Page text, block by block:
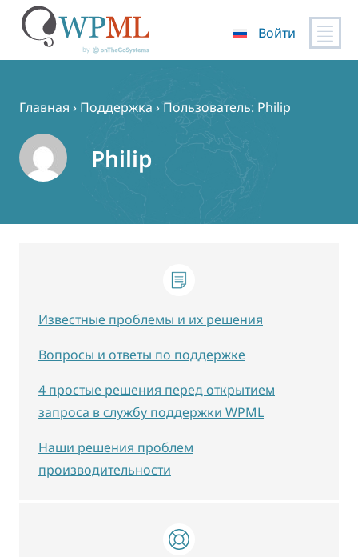
содержимому
Войти
Главная › Поддержка › Пользователь: Philip
Philip
Известные проблемы и их решения
Вопросы и ответы по поддержке
4 простые решения перед открытием
запроса в службу поддержки WPML
Наши решения проблем
производительности